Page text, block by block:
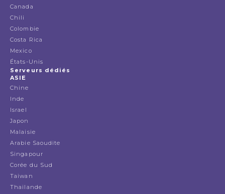
Canada
Chili
Colombie
Costa Rica
Mexico
États-Unis
Serveurs dédiés
ASIE
Chine
Inde
Israel
Japon
Malaisie
Arabie Saoudite
Singapour
Corée du Sud
Taiwan
Thailande